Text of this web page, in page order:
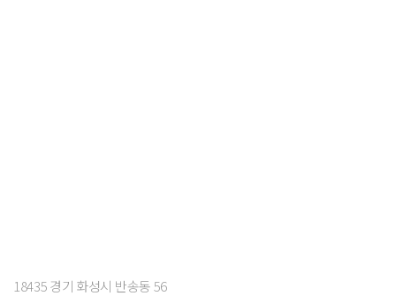
18435 경기 화성시 반송동 56